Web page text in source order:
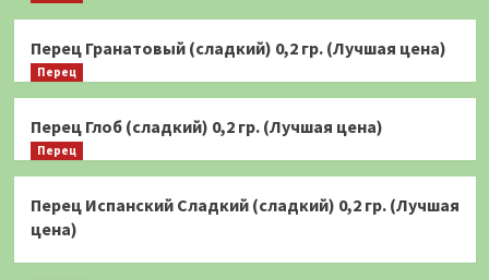
Перец Гранатовый (сладкий) 0,2 гр. (Лучшая цена)
Перец
Перец Глоб (сладкий) 0,2 гр. (Лучшая цена)
Перец
Перец Испанский Сладкий (сладкий) 0,2 гр. (Лучшая
цена)